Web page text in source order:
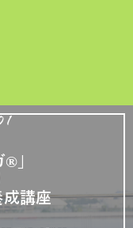
」
講座